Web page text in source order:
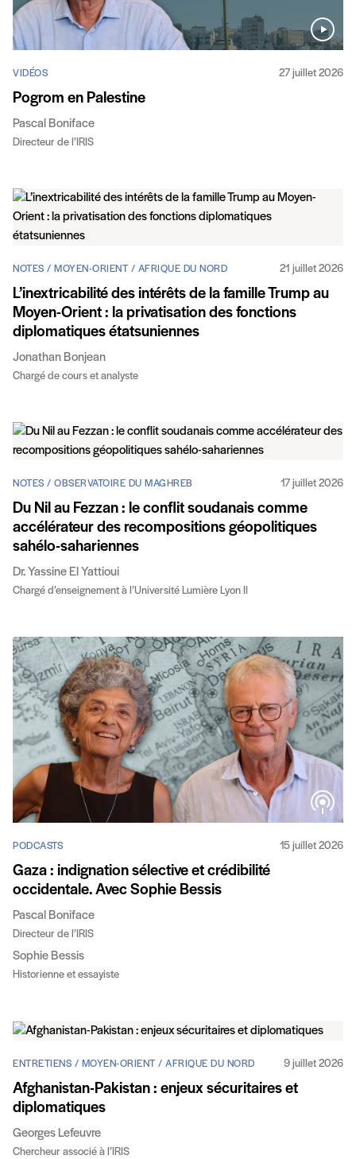
VIDÉOS 27 juillet 2026
Pogrom en Palestine
Pascal Boniface
Directeur de l’IRIS
NOTES / MOYEN-ORIENT / AFRIQUE DU NORD 21 juillet 2026
L’inextricabilité des intérêts de la famille Trump au
Moyen-Orient : la privatisation des fonctions
diplomatiques étatsuniennes
Jonathan Bonjean
Chargé de cours et analyste
NOTES / OBSERVATOIRE DU MAGHREB 17 juillet 2026
Du Nil au Fezzan : le conflit soudanais comme
accélérateur des recompositions géopolitiques
sahélo-sahariennes
Dr. Yassine El Yattioui
Chargé d’enseignement à l’Université Lumière Lyon II
PODCASTS 15 juillet 2026
Gaza : indignation sélective et crédibilité
occidentale. Avec Sophie Bessis
Pascal Boniface
Directeur de l’IRIS
Sophie Bessis
Historienne et essayiste
ENTRETIENS / MOYEN-ORIENT / AFRIQUE DU NORD 9 juillet 2026
Afghanistan-Pakistan : enjeux sécuritaires et
diplomatiques
Georges Lefeuvre
Chercheur associé à l’IRIS